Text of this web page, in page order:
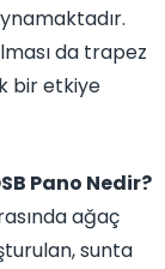
da trapez
bir etkiye
Pano Nedir?
ağaç
sunta